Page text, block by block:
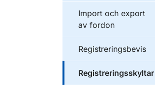
Import och export
av fordon
Registreringsbevis
Registreringsskyltar